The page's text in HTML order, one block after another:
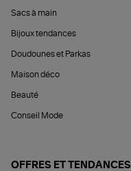
Sacs à main
Bijoux tendances
Doudounes et Parkas
Maison déco
Beauté
Conseil Mode
OFFRES ET TENDANCES